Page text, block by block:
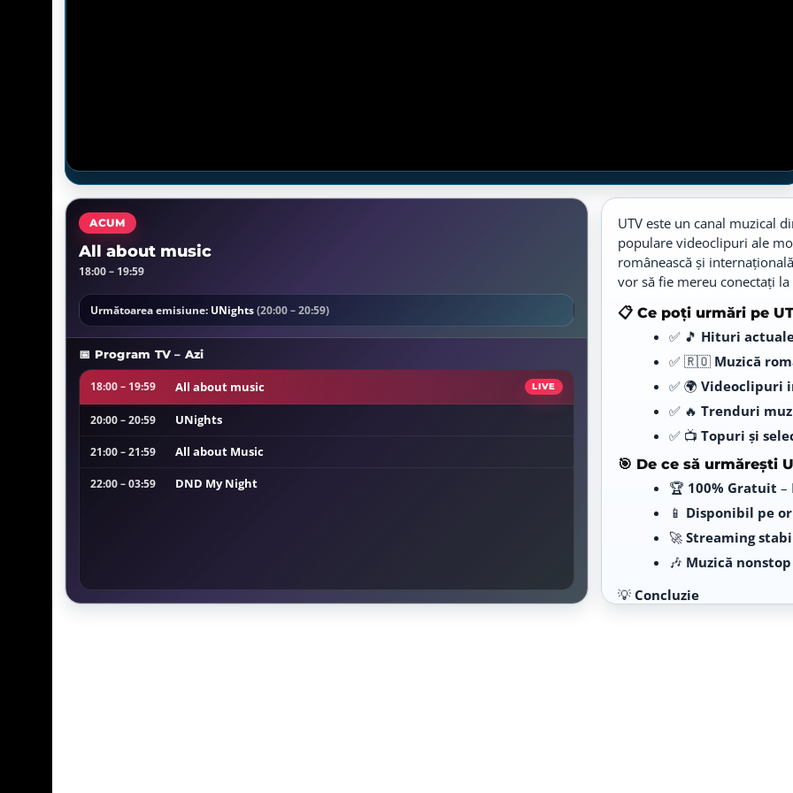
ACUM
All about music
18:00 – 19:59
Următoarea emisiune: UNights(20:00 – 20:59)
📅 Program TV – Azi
18:00 – 19:59 All about music LIVE
20:00 – 20:59 UNights
21:00 – 21:59 All about Music
22:00 – 03:59 DND My Night
UTV este un canal muzical
populare videoclipuri ale
românească și
vor să fie mereu conectați
📋 Ce poți urmări pe
✅ 🎵 Hituri
✅ 🇷🇴 Muzică
✅ 🌍 Videoclipuri
✅ 🔥 Trenduri
✅ 📺 Topuri și
🎯 De ce să urmărești
🏆 100% Gratuit –
📱 Disponibil pe
🚀 Streaming
🎶 Muzică nonstop
💡 Concluzie